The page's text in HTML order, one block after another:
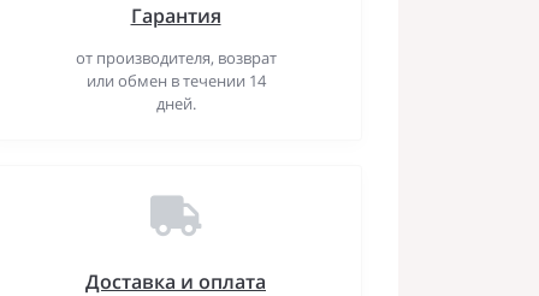
Гарантия
от производителя, возврат
или обмен в течении 14
дней.
Доставка и оплата